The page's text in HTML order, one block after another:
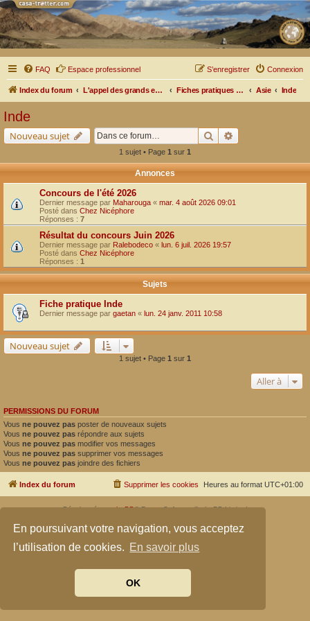
En poursuivant votre navigation, vous acceptez
l’utilisation de cookies. En savoir plus
OK
FAQ Espace professionnel Connexion
S’enregistrer
Index du forum L'appel des grands espaces Fiches pratiques par pays, pistes et bivouacs Asie Inde
Inde
Nouveau sujet Rechercher
1 sujet • Page 1 sur 1
Annonces
Concours de l'été 2026
Dernier message par Maharouga « mar. 4 août 2026 09:01
Posté dans Chez Nicéphore
Réponses : 7
Résultat du concours Juin 2026
Dernier message par Ralebodeco « lun. 6 juil. 2026 19:57
Posté dans Chez Nicéphore
Réponses : 1
Sujets
Fiche pratique Inde
Dernier message par gaetan « lun. 24 janv. 2011 10:58
Nouveau sujet
1 sujet • Page 1 sur 1
Aller à
PERMISSIONS DU FORUM
Vous ne pouvez pas poster de nouveaux sujets
Vous ne pouvez pas répondre aux sujets
Vous ne pouvez pas modifier vos messages
Vous ne pouvez pas supprimer vos messages
Vous ne pouvez pas joindre des fichiers
Index du forum Heures au format UTC+01:00
Supprimer les cookies
Développé parphpBB® Forum Software © phpBB Limited
Confidentialité| Conditions